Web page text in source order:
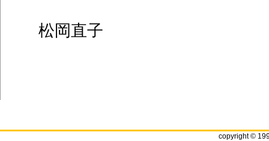
松岡直子
copyright ©